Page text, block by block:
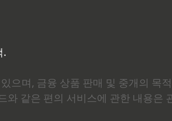
.
으며, 금융 상품 판매 및 중개의 목
같은 편의 서비스에 관한 내용은